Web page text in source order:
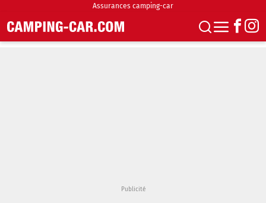
Assurances camping-car